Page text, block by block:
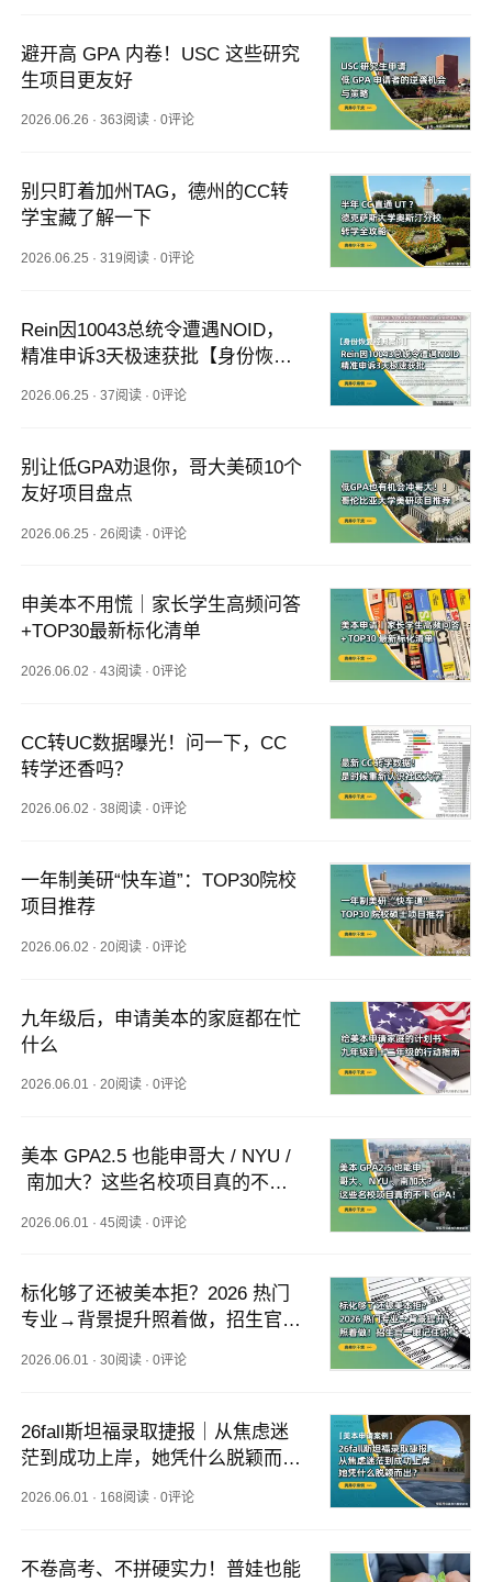
避开高 GPA 内卷！USC 这些研究
生项目更友好
2026.06.26 ·363阅读 ·0评论
别只盯着加州TAG，德州的CC转
学宝藏了解一下
2026.06.25 ·319阅读 ·0评论
Rein因10043总统令遭遇NOID，
精准申诉3天极速获批【身份恢复
2026.06.25 ·37阅读 ·0评论
别让低GPA劝退你，哥大美硕10个
友好项目盘点
2026.06.25 · 26阅读 ·0评论
申美本不用慌｜家长学生高频问答
+TOP30最新标化清单
2026.06.02 ·43阅读 ·0评论
CC转UC数据曝光！问一下，CC
转学还香吗？
2026.06.02 ·38阅读 ·0评论
一年制美研“快车道”：TOP30院校
项目推荐
2026.06.02 · 20阅读 ·0评论
九年级后，申请美本的家庭都在忙
什么
2026.06.01 ·20阅读 ·0评论
美本 GPA2.5 也能申哥大 / NYU /
南加大？这些名校项目真的不卡
2026.06.01 ·45阅读 ·0评论
标化够了还被美本拒？2026 热门
专业→背景提升照着做，招生官一
2026.06.01 ·30阅读 ·0评论
26fall斯坦福录取捷报｜从焦虑迷
茫到成功上岸，她凭什么脱颖而
2026.06.01 · 168阅读 ·0评论
不卷高考、不拼硬实力！普娃也能